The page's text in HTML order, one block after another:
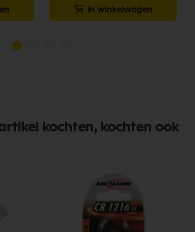
In winkelwagen
kochten, kochten ook